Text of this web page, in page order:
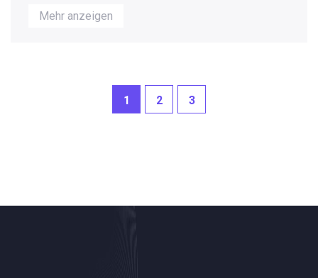
Einblick in mögliche Vorteile für die
Gewichtsabnahme. Der Leser erfährt mehr über den
Mehr anzeigen
1 2 3